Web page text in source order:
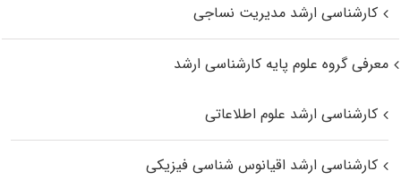
کارشناسی ارشد مدیریت نساجی
معرفی گروه علوم پایه کارشناسی ارشد
کارشناسی ارشد علوم اطلاعاتی
کارشناسی ارشد اقیانوس‌ شناسی فیزیکی